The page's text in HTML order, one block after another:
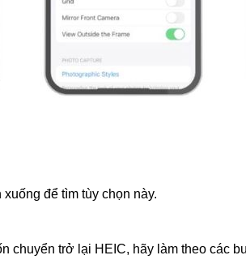
để tìm tùy chọn này.
chuyển trở lại HEIC, hãy làm theo các